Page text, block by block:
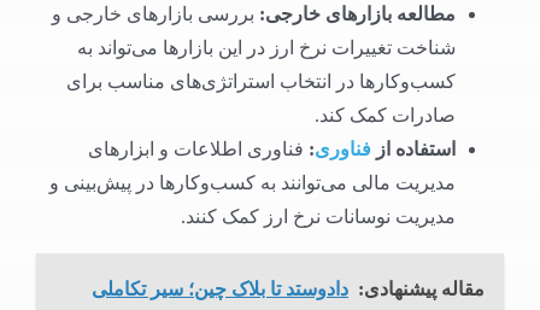
مطالعه بازارهای خارجی: بررسی بازارهای خارجی و
شناخت تغییرات نرخ ارز در این بازارها می‌تواند به
کسب‌وکارها در انتخاب استراتژی‌های مناسب برای
صادرات کمک کند.
استفاده از فناوری: فناوری اطلاعات و ابزارهای
مدیریت مالی می‌توانند به کسب‌وکارها در پیش‌بینی و
مدیریت نوسانات نرخ ارز کمک کنند.
مقاله پیشنهادی: دادوستد تا بلاک چین؛ سیر تکاملی